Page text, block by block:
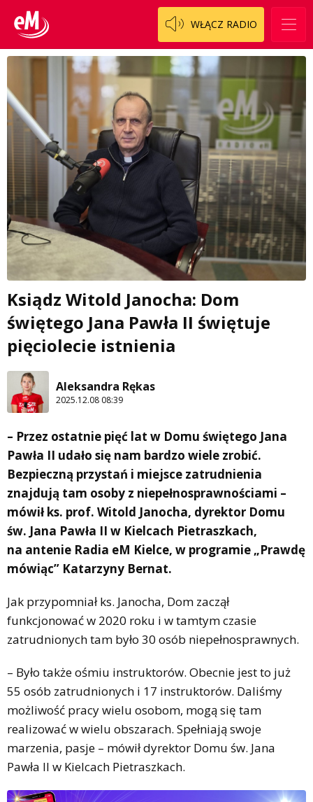
WŁĄCZ RADIO
Ksiądz Witold Janocha: Dom
świętego Jana Pawła II świętuje
pięciolecie istnienia
Aleksandra Rękas
2025.12.08 08:39
– Przez ostatnie pięć lat w Domu świętego Jana
Pawła II udało się nam bardzo wiele zrobić.
Bezpieczną przystań i miejsce zatrudnienia
znajdują tam osoby z niepełnosprawnościami –
mówił ks. prof. Witold Janocha, dyrektor Domu
św. Jana Pawła II w Kielcach Pietraszkach,
na antenie Radia eM Kielce, w programie „Prawdę
mówiąc” Katarzyny Bernat.
Jak przypomniał ks. Janocha, Dom zaczął
funkcjonować w 2020 roku i w tamtym czasie
zatrudnionych tam było 30 osób niepełnosprawnych.
– Było także ośmiu instruktorów. Obecnie jest to już
55 osób zatrudnionych i 17 instruktorów. Daliśmy
możliwość pracy wielu osobom, mogą się tam
realizować w wielu obszarach. Spełniają swoje
marzenia, pasje – mówił dyrektor Domu św. Jana
Pawła II w Kielcach Pietraszkach.